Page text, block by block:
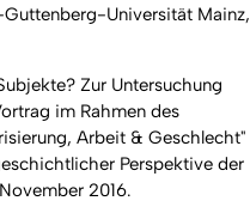
Universität Mainz,
Zur Untersuchung
im Rahmen des
Arbeit & Geschlecht"
Perspektive der
2016.